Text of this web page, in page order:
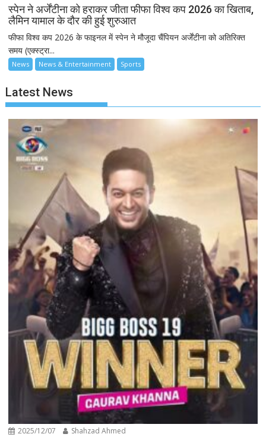
स्पेन ने अर्जेंटीना को हराकर जीता फीफा विश्व कप 2026 का खिताब,
लैमिन यामाल के दौर की हुई शुरुआत
फीफा विश्व कप 2026 के फाइनल में स्पेन ने मौजूदा चैंपियन अर्जेंटीना को अतिरिक्त
समय (एक्स्ट्रा...
News News & Entertainment Sports
Latest News
2025/12/07 Shahzad Ahmed